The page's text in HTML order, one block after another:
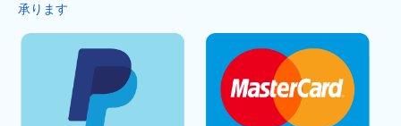
承ります